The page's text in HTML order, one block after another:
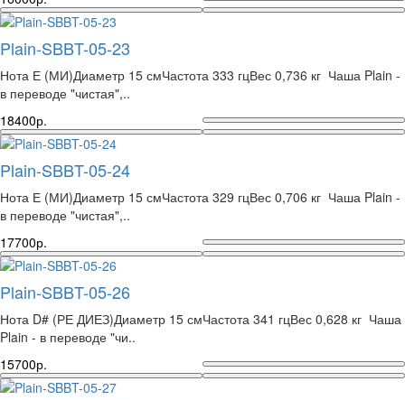
Plain-SBBT-05-23
Нота Е (МИ)Диаметр 15 смЧастота 333 гцВес 0,736 кг Чаша Plain -
в переводе "чистая",..
18400р.
Plain-SBBT-05-24
Нота Е (МИ)Диаметр 15 смЧастота 329 гцВес 0,706 кг Чаша Plain -
в переводе "чистая",..
17700р.
Plain-SBBT-05-26
Нота D# (РЕ ДИЕЗ)Диаметр 15 смЧастота 341 гцВес 0,628 кг Чаша
Plain - в переводе "чи..
15700р.